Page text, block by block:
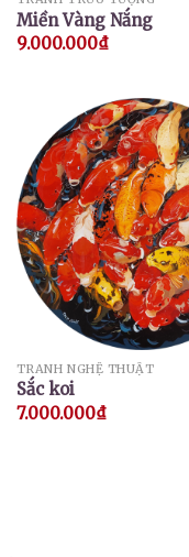
Miền Vàng Nắng
9.000.000₫
TRANH NGHỆ THUẬT
Sắc koi
7.000.000₫